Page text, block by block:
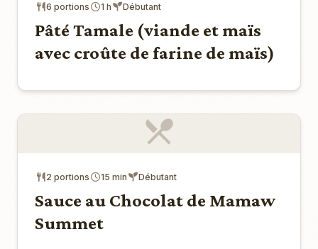
6 portions 1 h Débutant
Pâté Tamale (viande et maïs
avec croûte de farine de maïs)
2 portions 15 min Débutant
Sauce au Chocolat de Mamaw
Summet